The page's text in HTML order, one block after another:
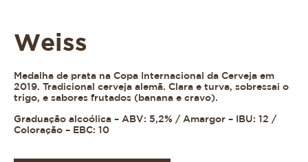
Weiss
Medalha de prata na Copa Internacional da Cerveja em
2019. Tradicional cerveja alemã. Clara e turva, sobressai o
trigo, e sabores frutados (banana e cravo).
Graduação alcoólica – ABV: 5,2% / Amargor – IBU: 12 /
Coloração – EBC: 10